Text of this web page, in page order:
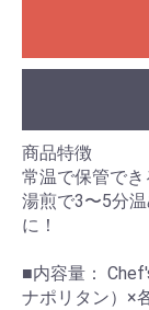
商品特徴
常温で保管でき
湯煎で3〜5分
に！
■内容量：
ナポリタン）×